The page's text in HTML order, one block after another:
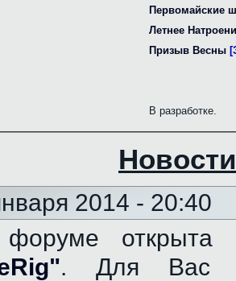
Первомайские
Летнее
Призыв Весны
В разработке.
2014 - 20:40
. Для Вас